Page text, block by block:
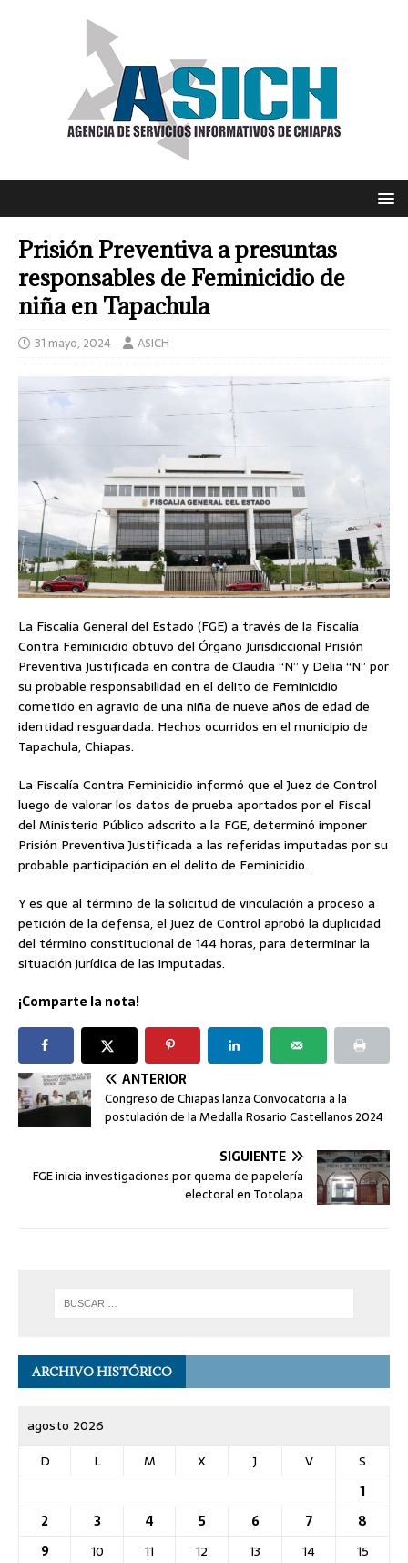
Prisión Preventiva a presuntas
responsables de Feminicidio de
niña en Tapachula
31 mayo, 2024 ASICH
La Fiscalía General del Estado (FGE) a través de la Fiscalía
Contra Feminicidio obtuvo del Órgano Jurisdiccional Prisión
Preventiva Justificada en contra de Claudia “N” y Delia “N” por
su probable responsabilidad en el delito de Feminicidio
cometido en agravio de una niña de nueve años de edad de
identidad resguardada. Hechos ocurridos en el municipio de
Tapachula, Chiapas.
La Fiscalía Contra Feminicidio informó que el Juez de Control
luego de valorar los datos de prueba aportados por el Fiscal
del Ministerio Público adscrito a la FGE, determinó imponer
Prisión Preventiva Justificada a las referidas imputadas por su
probable participación en el delito de Feminicidio.
Y es que al término de la solicitud de vinculación a proceso a
petición de la defensa, el Juez de Control aprobó la duplicidad
del término constitucional de 144 horas, para determinar la
situación jurídica de las imputadas.
¡Comparte la nota!
ANTERIOR
Congreso de Chiapas lanza Convocatoria a la
postulación de la Medalla Rosario Castellanos 2024
SIGUIENTE
FGE inicia investigaciones por quema de papelería
electoral en Totolapa
ARCHIVO HISTÓRICO
agosto 2026
D
L M X J V
S
1
2
3 4 5 6 7
8
9
10 11 12 13 14
15